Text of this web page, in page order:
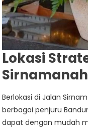
Lokasi
Sirnamanah
Berlokasi di Jalan
berbagai penjuru
dapat dengan mudah